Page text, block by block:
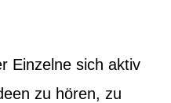
Einzelne sich aktiv
zu hören, zu